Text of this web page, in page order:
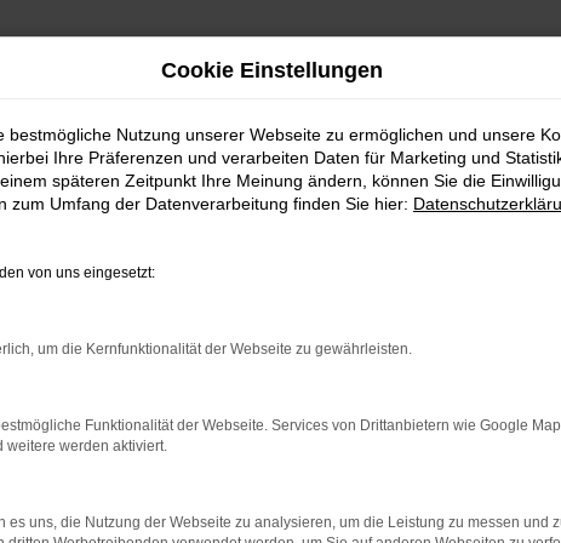
FAHRZEUGBESTAND
Cookie Einstellungen
bestmögliche Nutzung unserer Webseite zu ermöglichen und unsere
Ihre Präferenzen und verarbeiten Daten für Marketing und
späteren Zeitpunkt Ihre Meinung ändern, können Sie die
zum Umfang der Datenverarbeitung finden Sie hier:
von uns eingesetzt:
um die Kernfunktionalität der Webseite zu gewährleisten.
Funktionalität der Webseite. Services von Drittanbietern wie Google
weitere werden aktiviert.
es uns, die Nutzung der Webseite zu analysieren, um die Leistung zu messen und